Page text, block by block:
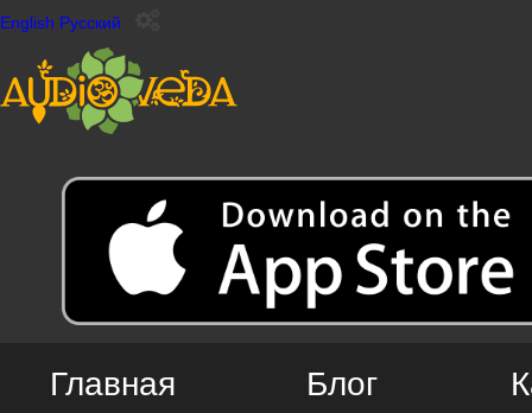
English Русский
Главная Блог